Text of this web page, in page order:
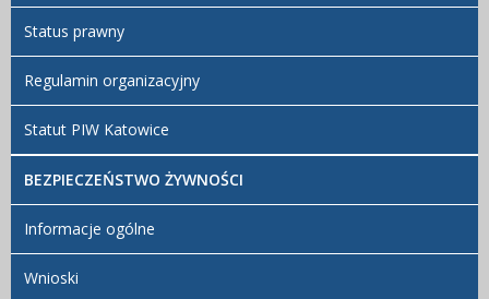
Status prawny
Regulamin organizacyjny
Statut PIW Katowice
BEZPIECZEŃSTWO ŻYWNOŚCI
Informacje ogólne
Wnioski